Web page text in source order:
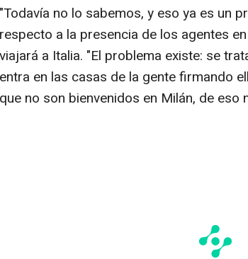
"Todavía no lo sabemos, y eso ya es un
respecto a la presencia de los agentes
viajará a Italia. "El problema existe: se
entra en las casas de la gente firmando
que no son bienvenidos en Milán, de eso